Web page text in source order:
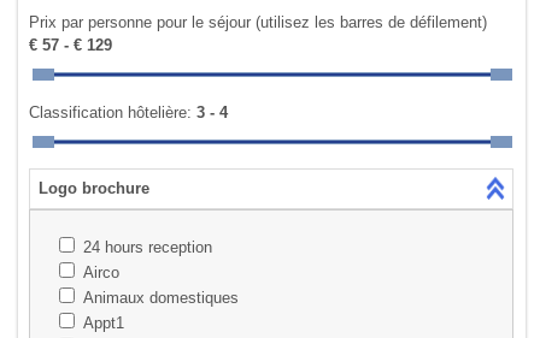
Prix par personne pour le séjour (utilisez les barres de défilement)
€ 57 - € 129
Classification hôtelière:3 - 4
Logo brochure
24 hours reception
Airco
Animaux domestiques
Appt1